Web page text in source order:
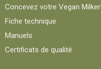
Concevez votre Vegan Milker
Fiche technique
Manuels
Certificats de qualité